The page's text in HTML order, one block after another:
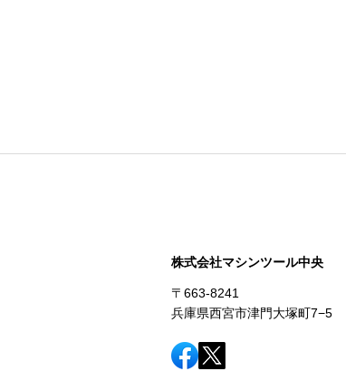
株式会社マシンツール中央
〒663-8241
兵庫県西宮市津門大塚町7−5